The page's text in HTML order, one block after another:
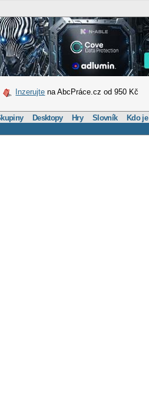
Inzerujte na AbcPráce.cz od 950 Kč
Desktopy Hry Slovník Kdo je